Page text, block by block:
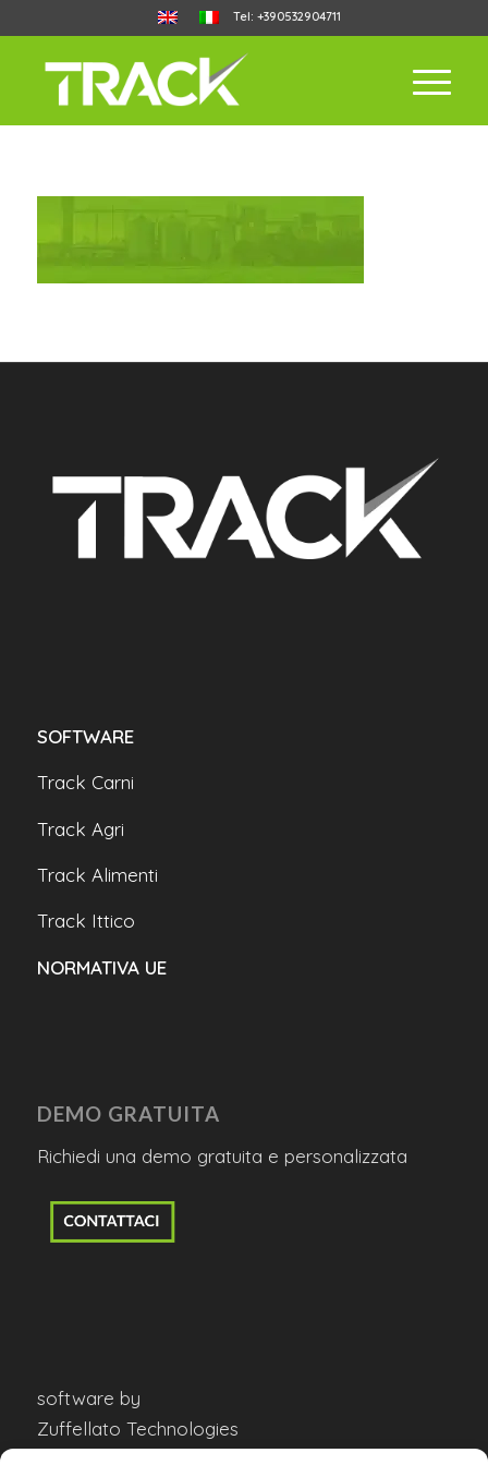
Tel: +390532904711
SOFTWARE
Track Carni
Track Agri
Track Alimenti
Track Ittico
NORMATIVA UE
DEMO GRATUITA
Richiedi una demo gratuita e personalizzata
software by
Zuffellato Technologies